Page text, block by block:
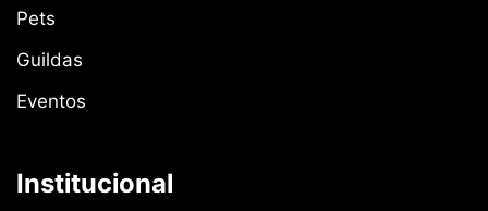
Pets
Guildas
Eventos
Institucional